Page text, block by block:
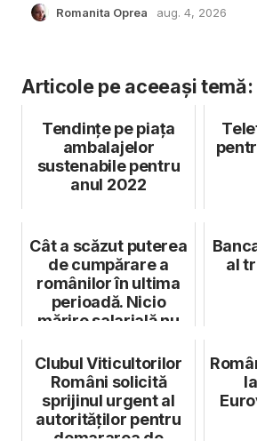
Romanita Oprea aug. 4, 2026
Articole pe aceeași temă:
Tendințe pe piața
ambalajelor
sustenabile pentru
anul 2022
Cât a scăzut puterea
de cumpărare a
românilor în ultima
perioadă. Nicio
mărire salarială nu
al
Clubul Viticultorilor
Români solicită
sprijinul urgent al
autorităților pentru